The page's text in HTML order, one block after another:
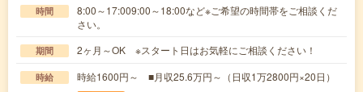
時間
8:00～17:009:00～18:00など※ご希望の時間帯をご相談くだ
さい。
期間 2ヶ月～OK ※スタート日はお気軽にご相談ください！
時給 時給1600円～ ■月収25.6万円～（日収1万2800円×20日）